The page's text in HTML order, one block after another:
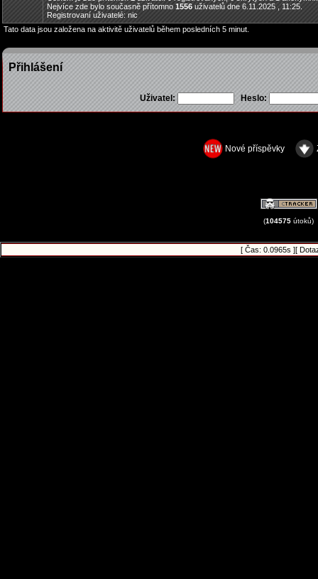
Nejvíce zde bylo současně přítomno 1556 uživatelů dne 6.11.2025 , 11:25.
Registrovaní uživatelé: nic
Tato data jsou založena na aktivitě uživatelů během posledních 5 minut.
Přihlášení
Uživatel: Heslo:
Nové příspěvky
(104575 útoků)
[ Čas: 0.0965s ][